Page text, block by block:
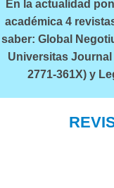
En la actualidad
académica 4
saber: Global
Universitas Journal
2771-361X) y